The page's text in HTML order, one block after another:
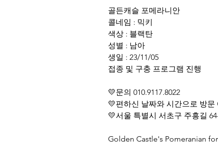
골든캐슬 포메라니안
콜네임 : 믹키
색상 : 블랙탄
성별 : 남아
생일 : 23/11/05
접종 및 구충 프로그램 진행
💛문의 010.9117.8022
💛편하신 날짜와 시간으로 방문
💛서울 특별시 서초구 주흥길
Golden Castle's Pomeranian